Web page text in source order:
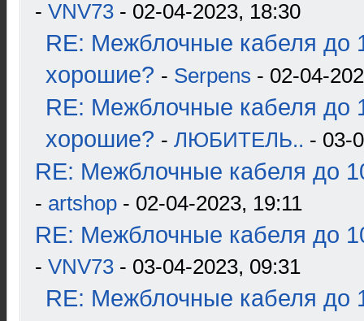
- VNV73 - 02-04-2023, 18:30
RE: Межблочные кабеля до
хорошие? - Serpens - 02-04-
RE: Межблочные кабеля до
хорошие? - ЛЮБИТЕЛЬ.. - 03-
RE: Межблочные кабеля до
- artshop - 02-04-2023, 19:11
RE: Межблочные кабеля до
- VNV73 - 03-04-2023, 09:31
RE: Межблочные кабеля до